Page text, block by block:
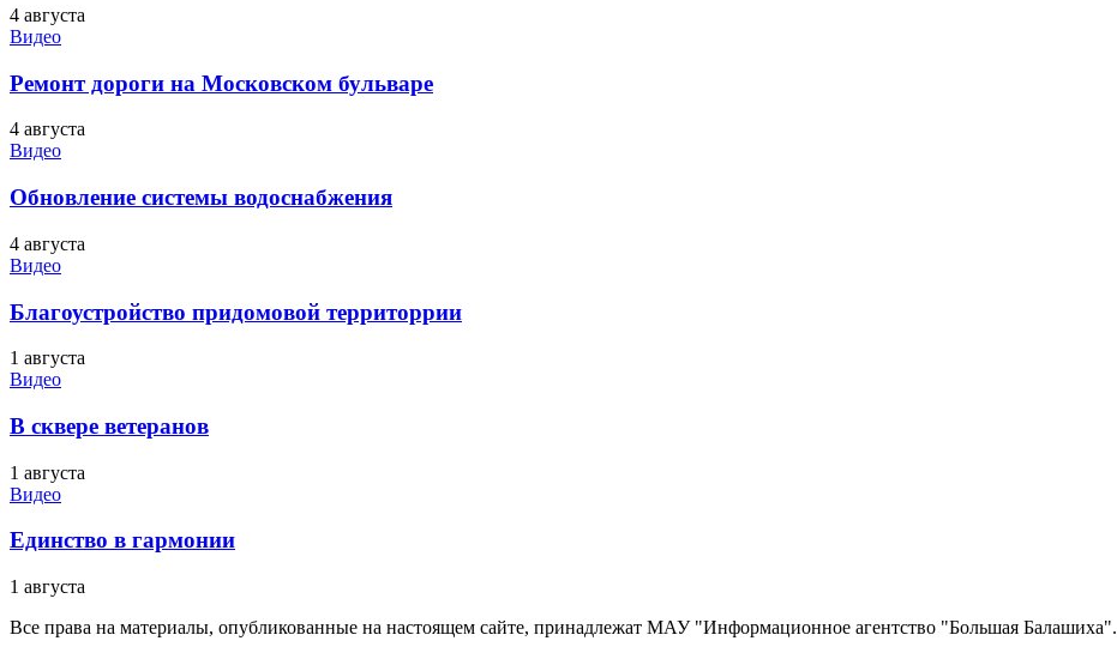
4 августа
Видео
Ремонт дороги на Московском бульваре
4 августа
Видео
Обновление системы водоснабжения
4 августа
Видео
Благоустройство придомовой территоррии
1 августа
Видео
В сквере ветеранов
1 августа
Видео
Единство в гармонии
1 августа
Все права на материалы, опубликованные на настоящем сайте, принадлежат МАУ "Информационное агентство "Большая Балашиха".